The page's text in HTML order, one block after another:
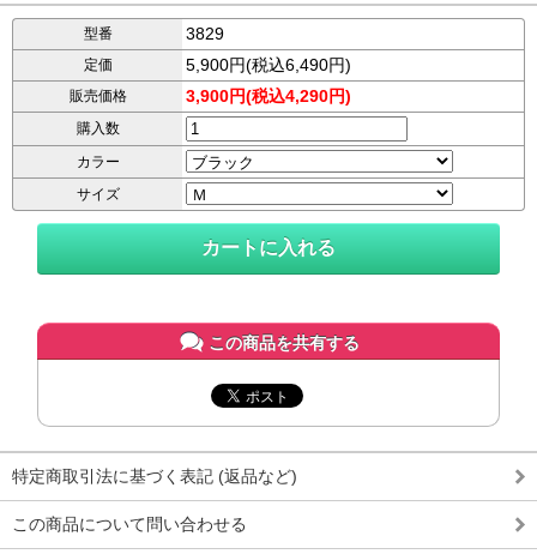
型番 3829
定価 5,900円(税込6,490円)
販売価格 3,900円(税込4,290円)
購入数
カラー
サイズ
この商品を共有する
特定商取引法に基づく表記 (返品など)
この商品について問い合わせる